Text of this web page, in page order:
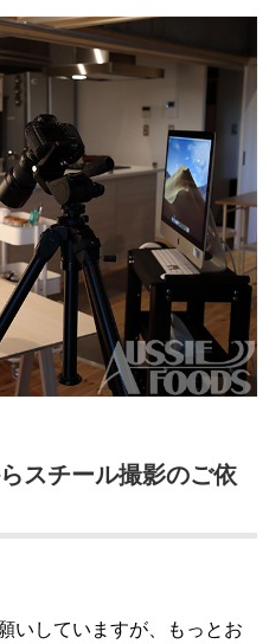
スチール撮影のご依
いしていますが、もっとお